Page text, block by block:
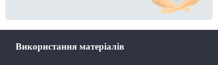
Використання матеріалів